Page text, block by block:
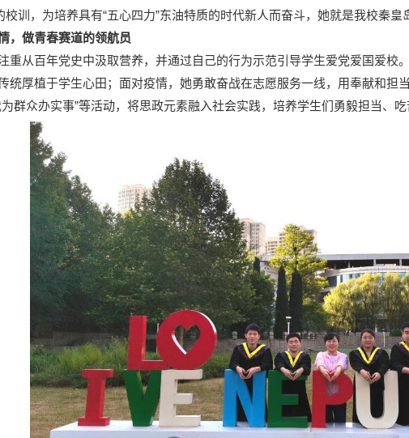
校训，为培养具有“五心四力”东油特质的时代新人而奋斗，她就是我校秦皇
，做青春赛道的领航员
重从百年党史中汲取营养，并通过自己的行为示范引导学生爱党爱国爱
统厚植于学生心田；面对疫情，她勇敢奋战在志愿服务一线，用奉献和担
为群众办实事”等活动，将思政元素融入社会实践，培养学生们勇毅担当、